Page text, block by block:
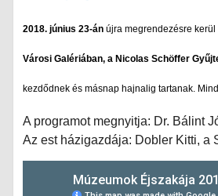
2018. június 23-án újra megrendezésre
Városi Galériában, a Nicolas Schöffer
kezdődnek és másnap hajnalig tartanak.
A programot megnyitja: Dr. Bálint
Az est házigazdája: Dobler Kitti, a